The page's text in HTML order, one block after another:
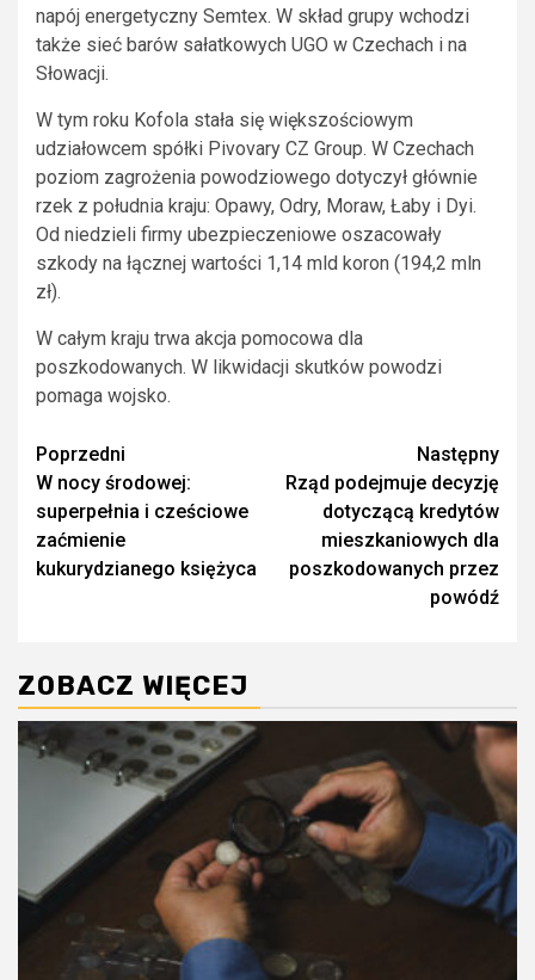
napój energetyczny Semtex. W skład grupy wchodzi
także sieć barów sałatkowych UGO w Czechach i na
Słowacji.
W tym roku Kofola stała się większościowym
udziałowcem spółki Pivovary CZ Group. W Czechach
poziom zagrożenia powodziowego dotyczył głównie
rzek z południa kraju: Opawy, Odry, Moraw, Łaby i Dyi.
Od niedzieli firmy ubezpieczeniowe oszacowały
szkody na łącznej wartości 1,14 mld koron (194,2 mln
zł).
W całym kraju trwa akcja pomocowa dla
poszkodowanych. W likwidacji skutków powodzi
pomaga wojsko.
Zobacz
wpisy
Poprzedni
W nocy środowej:
superpełnia i cześciowe
zaćmienie
kukurydzianego księżyca
Następny
Rząd podejmuje decyzję
dotyczącą kredytów
mieszkaniowych dla
poszkodowanych przez
powódź
ZOBACZ WIĘCEJ